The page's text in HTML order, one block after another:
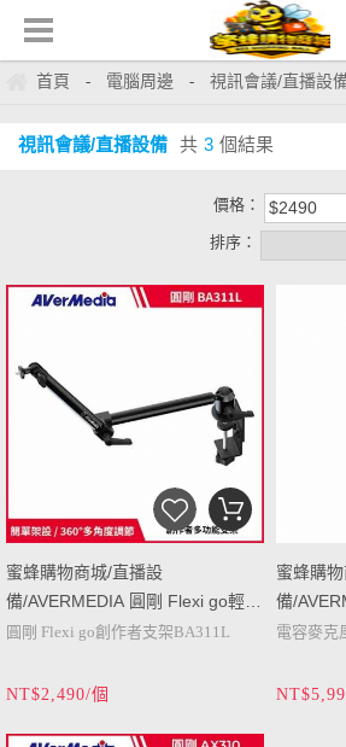
首頁 - 電腦周邊 - 視訊會議/直播設
視訊會議/直播設備 共 3 個結果
價格：
排序：
蜜蜂購物商城/直播設
備/AVERMEDIA 圓剛 Flexi go輕巧
創作者支架BA311L (
圓剛 Flexi go創作者支架BA311L
水平旋轉:360度/垂直旋轉:下
方支架180度、上方支架360度/
NT$2,490/個
蜜蜂購
備/
電容式
電容麥克
頻率響應